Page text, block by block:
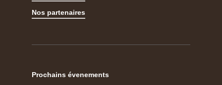
Nos partenaires
Prochains évenements